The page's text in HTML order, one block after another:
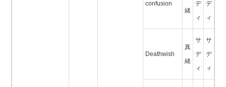
confusion
緒
デ
ィ
デ
ィ
Deathwish
真
緒
サ
デ
ィ
サ
デ
ィ